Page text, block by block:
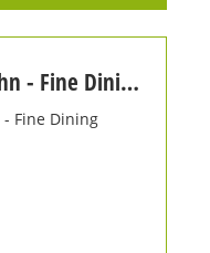
Schreibers Goldener Hahn - Fine Dining